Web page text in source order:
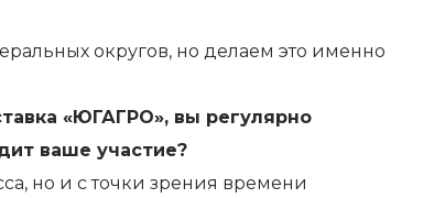
округов, но делаем это именно
«ЮГАГРО», вы регулярно
ваше участие?
но и с точки зрения времени